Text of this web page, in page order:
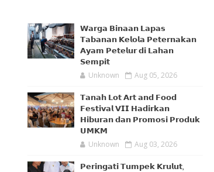
𝗪𝗮𝗿𝗴𝗮 𝗕𝗶𝗻𝗮𝗮𝗻 𝗟𝗮𝗽𝗮𝘀
𝗧𝗮𝗯𝗮𝗻𝗮𝗻 𝗞𝗲𝗹𝗼𝗹𝗮 𝗣𝗲𝘁𝗲𝗿𝗻𝗮𝗸𝗮𝗻
𝗔𝘆𝗮𝗺 𝗣𝗲𝘁𝗲𝗹𝘂𝗿 𝗱𝗶 𝗟𝗮𝗵𝗮𝗻
𝗦𝗲𝗺𝗽𝗶𝘁
Unknown Aug 05, 2026
𝗧𝗮𝗻𝗮𝗵 𝗟𝗼𝘁 𝗔𝗿𝘁 𝗮𝗻𝗱 𝗙𝗼𝗼𝗱
𝗙𝗲𝘀𝘁𝗶𝘃𝗮𝗹 𝗩𝗜𝗜 𝗛𝗮𝗱𝗶𝗿𝗸𝗮𝗻
𝗛𝗶𝗯𝘂𝗿𝗮𝗻 𝗱𝗮𝗻 𝗣𝗿𝗼𝗺𝗼𝘀𝗶 𝗣𝗿𝗼𝗱𝘂𝗸
𝗨𝗠𝗞𝗠
Unknown Aug 03, 2026
𝗣𝗲𝗿𝗶𝗻𝗴𝗮𝘁𝗶 𝗧𝘂𝗺𝗽𝗲𝗸 𝗞𝗿𝘂𝗹𝘂𝘁,